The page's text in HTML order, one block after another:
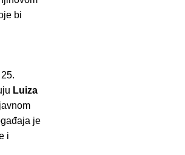
bi
Luiza
je
i